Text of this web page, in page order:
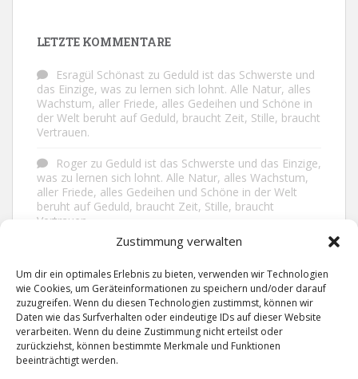
Zustimmung verwalten
Um dir ein optimales Erlebnis zu bieten, verwenden wir Technologien
wie Cookies, um Geräteinformationen zu speichern und/oder darauf
zuzugreifen. Wenn du diesen Technologien zustimmst, können wir
Daten wie das Surfverhalten oder eindeutige IDs auf dieser Website
verarbeiten. Wenn du deine Zustimmung nicht erteilst oder
zurückziehst, können bestimmte Merkmale und Funktionen
beeinträchtigt werden.
LETZTE KOMMENTARE
Esragül Schönast zu Geduld ist das Schwerste und
das Einzige, was zu lernen sich lohnt. Alle Natur, alles
Wachstum, aller Friede, alles Gedeihen und Schöne in
der Welt beruht auf Geduld, braucht Zeit, Stille, braucht
Vertrauen.
Roger zu Geduld ist das Schwerste und das Einzige,
was zu lernen sich lohnt. Alle Natur, alles Wachstum,
aller Friede, alles Gedeihen und Schöne in der Welt
beruht auf Geduld, braucht Zeit, Stille, braucht
Vertrauen.
Nichts in unserem Leben
GridzuMan lebt ruhiger, wenn man nicht alles
sagt, was man weiß, nicht alles glaubt, was man hört
und über den Rest einfach nur lächelt.